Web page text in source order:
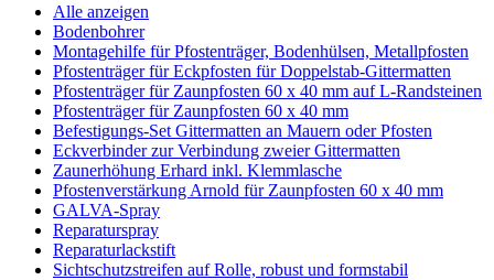
Alle anzeigen
Bodenbohrer
Montagehilfe für Pfostenträger, Bodenhülsen, Metallpfosten
Pfostenträger für Eckpfosten für Doppelstab-Gittermatten
Pfostenträger für Zaunpfosten 60 x 40 mm auf L-Randsteinen
Pfostenträger für Zaunpfosten 60 x 40 mm
Befestigungs-Set Gittermatten an Mauern oder Pfosten
Eckverbinder zur Verbindung zweier Gittermatten
Zaunerhöhung Erhard inkl. Klemmlasche
Pfostenverstärkung Arnold für Zaunpfosten 60 x 40 mm
GALVA-Spray
Reparaturspray
Reparaturlackstift
Sichtschutzstreifen auf Rolle, robust und formstabil